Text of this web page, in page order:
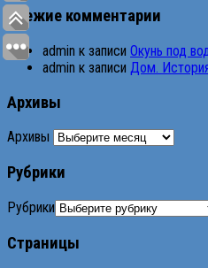
Свежие комментарии
admin к записи Окунь под
admin к записи Дом.
Архивы
Архивы
Рубрики
Рубрики
Страницы